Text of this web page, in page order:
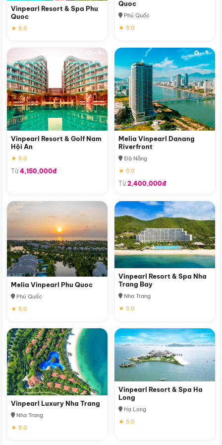
Vinpearl Resort & Spa Phu
Quoc
★ 5.0
Quoc
Phú Quốc
★ 5.0
Vinpearl Resort & Golf Nam
Hội An
★ 5.0
Từ4,150,000đ
Melia Vinpearl Danang
Riverfront
Đà Nẵng
★ 5.0
Từ2,400,000đ
Melia Vinpearl Phu Quoc
Phú Quốc
★ 5.0
Vinpearl Resort & Spa Nha
Trang Bay
Nha Trang
★ 5.0
Vinpearl Luxury Nha Trang
Nha Trang
★ 5.0
Vinpearl Resort & Spa Ha
Long
Hạ Long
★ 5.0